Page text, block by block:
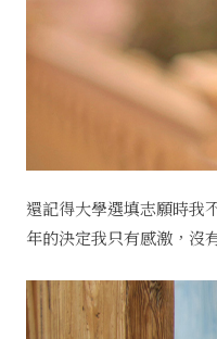
還記得大學選填志願時我
年的決定我只有感激，沒